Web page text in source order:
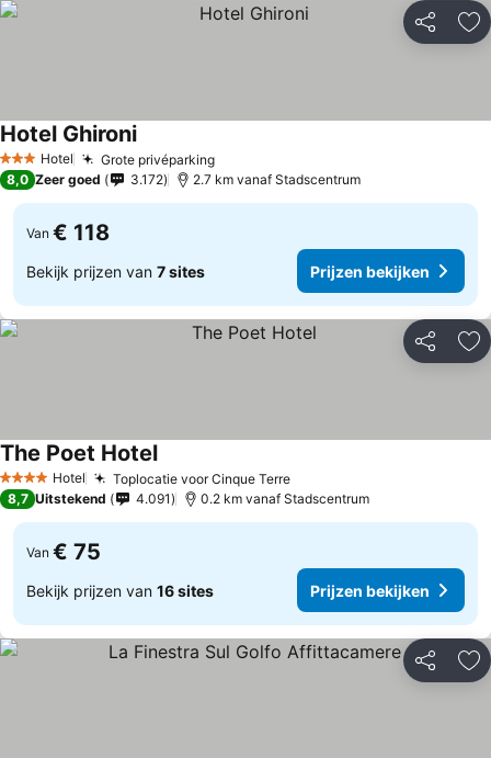
Delen
3 SterrenHotel Grote privéparking
Hotel Ghironi
8,0 Zeer goed 3.172 2.7 km vanaf Stadscentrum
Van € 118
Bekijk prijzen van 7 sites Prijzen bekijken
Delen
4 SterrenHotel Toplocatie voor Cinque Terre
The Poet Hotel
8,7 Uitstekend 4.091 0.2 km vanaf Stadscentrum
Van € 75
Bekijk prijzen van 16 sites Prijzen bekijken
Delen